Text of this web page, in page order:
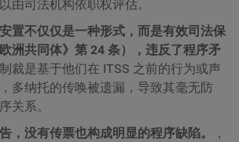
由司法机构依职权评估。
置不仅仅是一种形式，而是有效司法保
洲共同体》第 24 条），违反了程序矛
裁是基于他们在 ITSS 之前的行为或声
多纳托的传唤被遗漏，导致其毫无防
关系。
，没有传票也构成明显的程序缺陷。
，